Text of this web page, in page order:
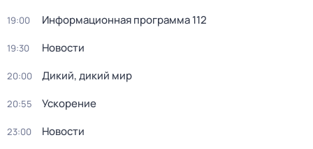
19:00 Информационная программа 112
19:30 Новости
20:00 Дикий, дикий мир
20:55 Ускорение
23:00 Новости